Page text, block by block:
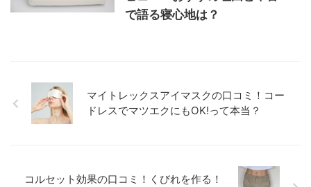
で語る寝心地は？
マイトレックスアイマスクの口コミ！コー
ドレスでマツエクにもOK!って本当？
コルセット効果の口コミ！くびれを作る！